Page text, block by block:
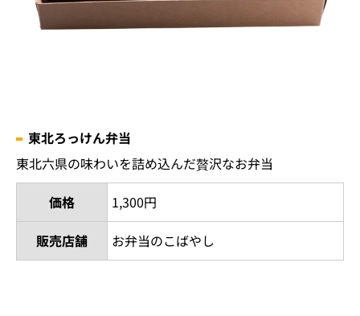
東北ろっけん弁当
東北六県の味わいを詰め込んだ贅沢なお弁当
価格
1,300円
販売店舗
お弁当のこばやし